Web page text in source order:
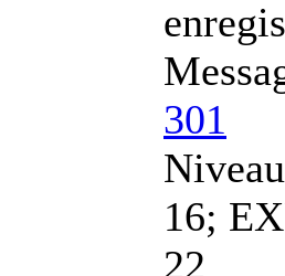
301
16;
22